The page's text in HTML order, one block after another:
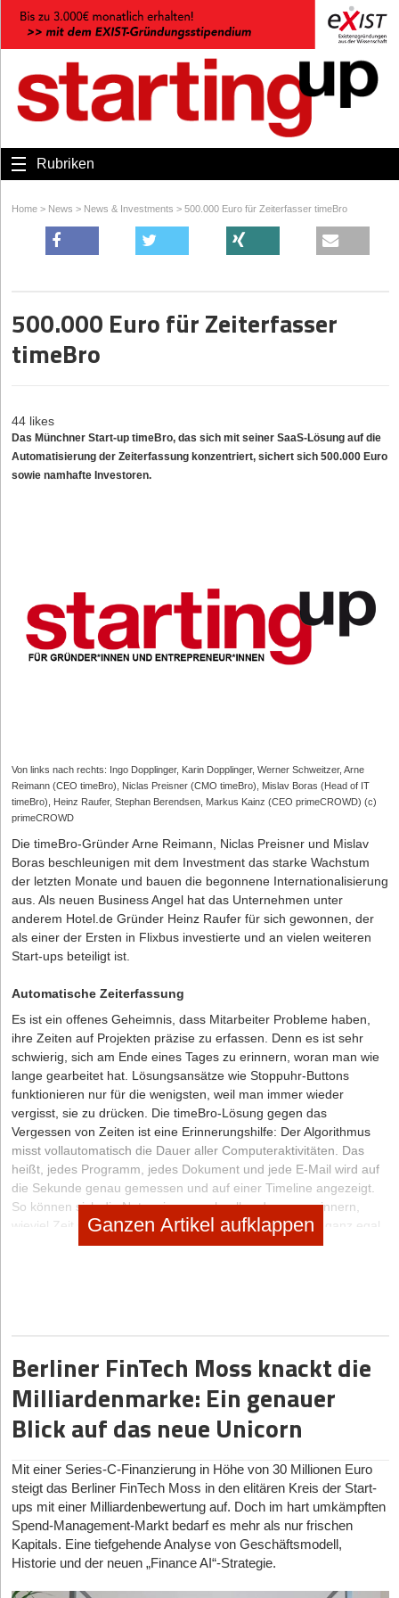
Rubriken
Home > News > News & Investments > 500.000 Euro für Zeiterfasser timeBro
500.000 Euro für Zeiterfasser
timeBro
44 likes
Das Münchner Start-up timeBro, das sich mit seiner SaaS-Lösung auf die
Automatisierung der Zeiterfassung konzentriert, sichert sich 500.000 Euro
sowie namhafte Investoren.
Von links nach rechts: Ingo Dopplinger, Karin Dopplinger, Werner Schweitzer, Arne
Reimann (CEO timeBro), Niclas Preisner (CMO timeBro), Mislav Boras (Head of IT
timeBro), Heinz Raufer, Stephan Berendsen, Markus Kainz (CEO primeCROWD) (c)
primeCROWD
Die timeBro-Gründer Arne Reimann, Niclas Preisner und Mislav
Boras beschleunigen mit dem Investment das starke Wachstum
der letzten Monate und bauen die begonnene Internationalisierung
aus. Als neuen Business Angel hat das Unternehmen unter
anderem Hotel.de Gründer Heinz Raufer für sich gewonnen, der
als einer der Ersten in Flixbus investierte und an vielen weiteren
Start-ups beteiligt ist.
Automatische Zeiterfassung
Es ist ein offenes Geheimnis, dass Mitarbeiter Probleme haben,
ihre Zeiten auf Projekten präzise zu erfassen. Denn es ist sehr
schwierig, sich am Ende eines Tages zu erinnern, woran man wie
lange gearbeitet hat. Lösungsansätze wie Stoppuhr-Buttons
funktionieren nur für die wenigsten, weil man immer wieder
vergisst, sie zu drücken. Die timeBro-Lösung gegen das
Vergessen von Zeiten ist eine Erinnerungshilfe: Der Algorithmus
misst vollautomatisch die Dauer aller Computeraktivitäten. Das
heißt, jedes Programm, jedes Dokument und jede E-Mail wird auf
die Sekunde genau gemessen und auf einer Timeline angezeigt.
So können sich die Nutzer immer schnell und genau erinnern,
wieviel Zeit sie auf welchem Projekt gearbeitet haben – ganz egal,
wie weit es zurück liegt.
auch nicht wir bei timeBro. Damit erfüllen wir als einziger Activity
Unternehmen”, so Arne Reimann von timeBro.
Dann melden Sie sich kostenlos für unserenNewsletteran, um
exklusive Inhalte zu erhalten.
eintragen
Ganzen Artikel aufklappen
Berliner FinTech Moss knackt die
Milliardenmarke: Ein genauer
Blick auf das neue Unicorn
Mit einer Series-C-Finanzierung in Höhe von 30 Millionen Euro
steigt das Berliner FinTech Moss in den elitären Kreis der Start-
ups mit einer Milliardenbewertung auf. Doch im hart umkämpften
Spend-Management-Markt bedarf es mehr als nur frischen
Kapitals. Eine tiefgehende Analyse von Geschäftsmodell,
Historie und der neuen „Finance AI“-Strategie.